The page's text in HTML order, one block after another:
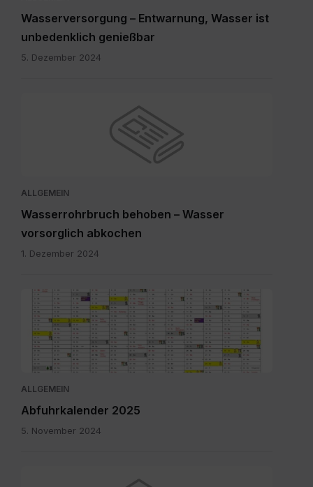
Wasserversorgung – Entwarnung, Wasser ist
unbedenklich genießbar
5. Dezember 2024
ALLGEMEIN
Wasserrohrbruch behoben – Wasser
vorsorglich abkochen
1. Dezember 2024
Abfuhrkalender
2025.pdf
ALLGEMEIN
Abfuhrkalender 2025
5. November 2024